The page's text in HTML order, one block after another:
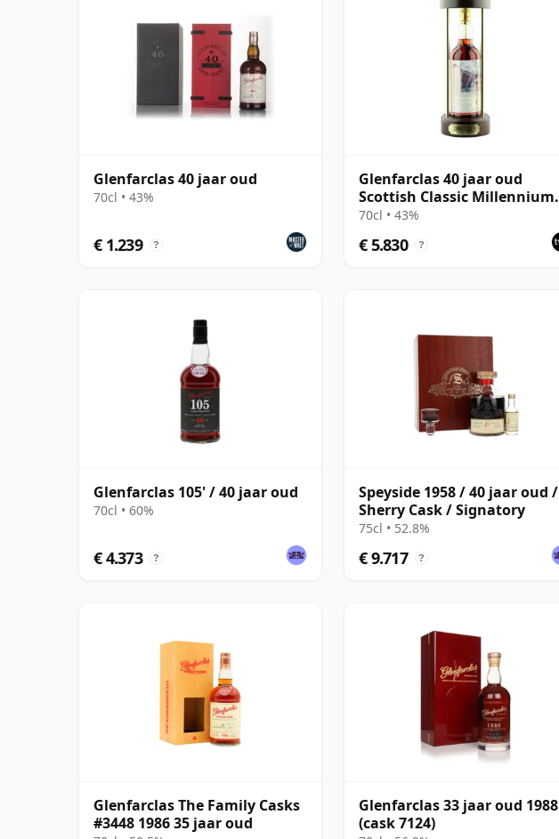
Glenfarclas 40 jaar oud
70cl • 43%
€ 1.239 ?
Glenfarclas 40 jaar oud
Scottish Classic Millennium
Edition - Rob Roy
70cl • 43%
€ 5.830 ?
Glenfarclas 105' / 40 jaar oud
70cl • 60%
€ 4.373 ?
Speyside 1958 / 40 jaar oud /
Sherry Cask / Signatory
75cl • 52.8%
€ 9.717 ?
Glenfarclas The Family Casks
#3448 1986 35 jaar oud
Glenfarclas 33 jaar oud 1988
(cask 7124)